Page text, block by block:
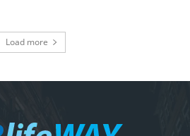
Load more